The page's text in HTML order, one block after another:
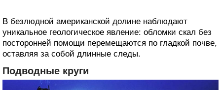
В безлюдной американской долине наблюдают
‎уникальное геологическое явление: обломки скал без
посторонней помощи перемещаются по ‎гладкой почве,
оставляя за собой длинные следы.
Подводные круги